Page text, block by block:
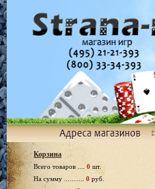
Корзина
Всего товаров .... 0шт.
На сумму ...........0руб.